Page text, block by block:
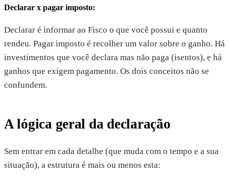
Declarar x pagar imposto:
Declarar é informar ao Fisco o que você possui e quanto
rendeu. Pagar imposto é recolher um valor sobre o ganho. Há
investimentos que você declara mas não paga (isentos), e há
ganhos que exigem pagamento. Os dois conceitos não se
confundem.
A lógica geral da declaração
Sem entrar em cada detalhe (que muda com o tempo e a sua
situação), a estrutura é mais ou menos esta: